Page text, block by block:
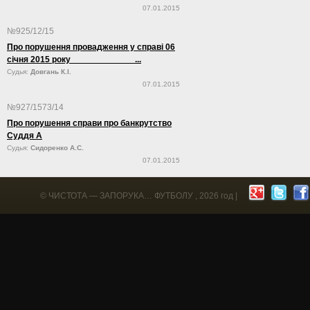
07.01.2015
№925/12/15
Про порушення провадження у справі 06
січня 2015 року ...
Судья: Довгань К.І.
07.01.2015
№927/1573/14
Про порушення справи про банкрутство
Суддя А
Судья: Сидоренко А.С.
07.01.2015
© ЧИСТОТА — ЗАПОРУКА… ФУТБОЛУ , 2026 год |